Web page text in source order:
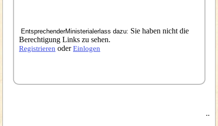
EntsprechenderMinisterialerlass dazu: Sie haben nicht die
Berechtigung Links zu sehen.
Registrieren oderEinlogen
..